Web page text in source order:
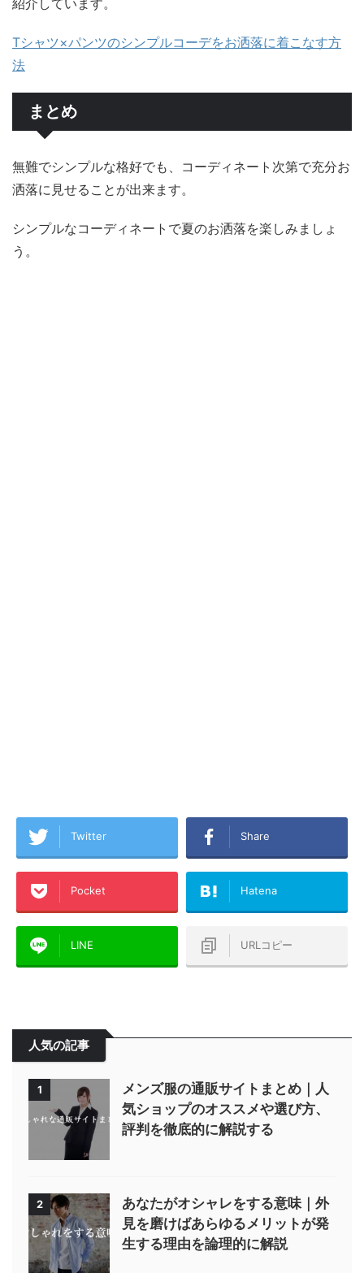
紹介しています。
Tシャツ×パンツのシンプルコーデをお洒落に着こなす方
法
まとめ
無難でシンプルな格好でも、コーディネート次第で充分お
洒落に見せることが出来ます。
シンプルなコーディネートで夏のお洒落を楽しみましょ
う。
Twitter Share
Pocket Hatena
LINE URLコピー
人気の記事
1
メンズ服の通販サイトまとめ｜人
気ショップのオススメや選び方、
評判を徹底的に解説する
2
あなたがオシャレをする意味｜外
見を磨けばあらゆるメリットが発
生する理由を論理的に解説